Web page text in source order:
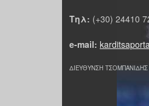
Τηλ: (+30) 24410
e-mail:
ΔΙΕΥΘΥΝΣΗ